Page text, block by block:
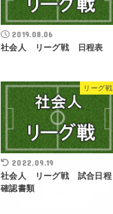
2019.08.06
社会人 リーグ戦 日程表
リーグ戦
2022.09.19
社会人 リーグ戦 試合日程
確認書類